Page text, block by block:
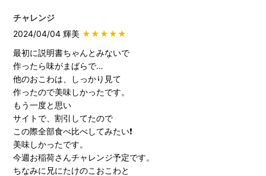
チャレンジ
2024/04/04 輝美 ★★★★★
最初に説明書ちゃんとみないで
作ったら味がまばらで…
他のおこわは、しっかり見て
作ったので美味しかったです。
もう一度と思い
サイトで、割引してたので
この際全部食べ比べしてみたい❗️
美味しかったです。
今週お稲荷さんチャレンジ予定です。
ちなみに兄にたけのこおこわと